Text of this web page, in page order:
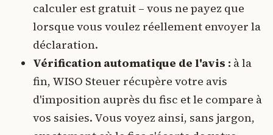
calculer est gratuit – vous ne payez que
lorsque vous voulez réellement envoyer la
déclaration.
Vérification automatique de l'avis : à la
fin, WISO Steuer récupère votre avis
d'imposition auprès du fisc et le compare à
vos saisies. Vous voyez ainsi, sans jargon,